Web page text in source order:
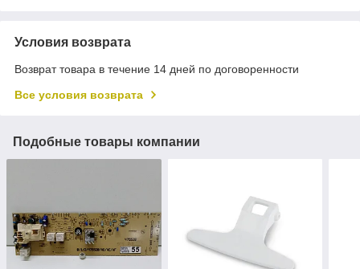
Условия возврата
Возврат товара в течение 14 дней по договоренности
Все условия возврата
Подобные товары компании